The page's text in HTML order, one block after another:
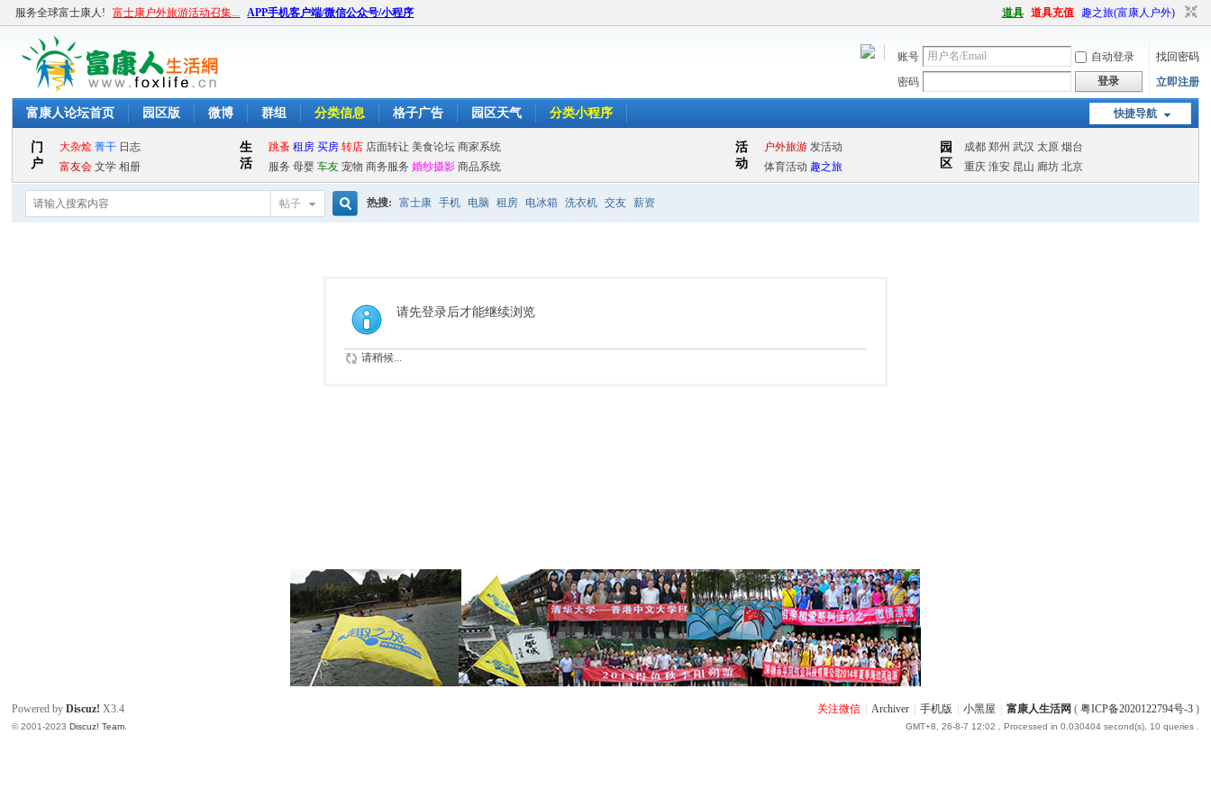
服务全球富士康人! 富士康户外旅游活动召集... APP手机客户端/微信公众号/小程序 道具 道具充值 趣之旅(富康人户外)
账号 自动登录
找回密码
密码
登录 立即注册
快捷导航
富康人论坛首页 园区版 微博 群组 分类信息 格子广告 园区天气 分类小程序
帖子 热搜: 富士康 手机 电脑 租房 电冰箱 洗衣机 交友 薪资
请先登录后才能继续浏览
请稍候...
关注微信 Archiver 手机版 小黑屋 富康人生活网 ( 粤ICP备2020122794号-3)
GMT+8, 26-8-7 12:02 , Processed in 0.030404 second(s), 10 queries .
Powered byDiscuz! X3.4
© 2001-2023Discuz! Team